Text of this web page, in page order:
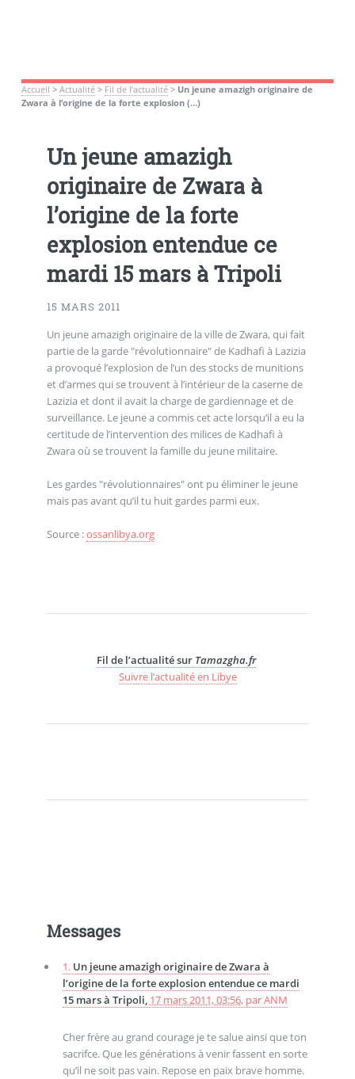
Accueil > Actualité> Fil de l’actualité> Un jeune amazigh originaire de
Zwara à l’origine de la forte explosion (…)
Un jeune amazigh
originaire de Zwara à
l’origine de la forte
explosion entendue ce
mardi 15 mars à Tripoli
15 MARS 2011
Un jeune amazigh originaire de la ville de Zwara, qui fait
partie de la garde "révolutionnaire" de Kadhafi à Lazizia
a provoqué l’explosion de l’un des stocks de munitions
et d’armes qui se trouvent à l’intérieur de la caserne de
Lazizia et dont il avait la charge de gardiennage et de
surveillance. Le jeune a commis cet acte lorsqu’il a eu la
certitude de l’intervention des milices de Kadhafi à
Zwara où se trouvent la famille du jeune militaire.
Les gardes "révolutionnaires" ont pu éliminer le jeune
mais pas avant qu’il tu huit gardes parmi eux.
Source :ossanlibya.org
Fil de l’actualité sur Tamazgha.fr
Suivre l’actualité en Libye
Messages
1. Un jeune amazigh originaire de Zwara à
l’origine de la forte explosion entendue ce mardi
15 mars à Tripoli, 17 mars 2011, 03:56, parANM
Cher frère au grand courage je te salue ainsi que ton
sacrifce. Que les générations à venir fassent en sorte
qu’il ne soit pas vain. Repose en paix brave homme.